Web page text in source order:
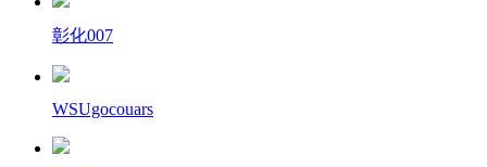
彰化007
WSUgocouars